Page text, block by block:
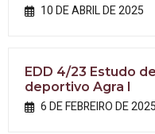
10 DE ABRIL DE 2025
EDD 4/23 Estudo
deportivo Agra I
6 DE FEBREIRO DE 2025